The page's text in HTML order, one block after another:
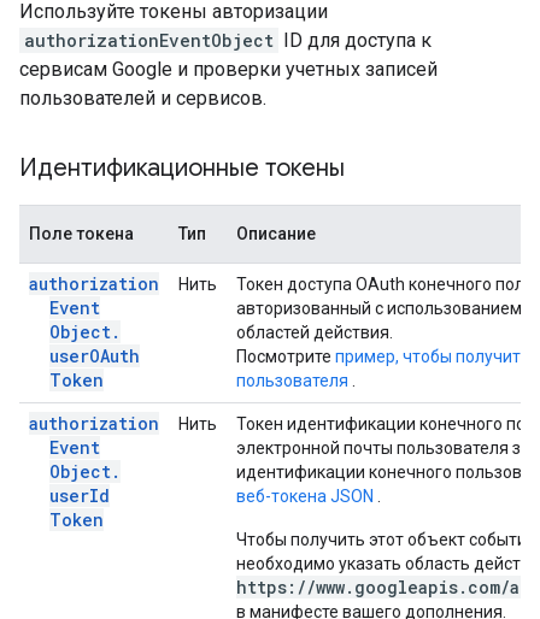
Используйте токены авторизации
authorizationEventObject ID для доступа к
сервисам Google и проверки учетных записей
пользователей и сервисов.
Идентификационные токены
Поле токена Тип Описание
authorization
Event
Object.
userOAuth
Token
Нить
Токен доступа OAuth конечного
авторизованный с использованием
областей действия.
Посмотрите пример, чтобы получить
пользователя
authorization
Event
Object.
userId
Token
Нить
Токен идентификации конечного
электронной почты пользователя
идентификации конечного
веб-токена JSON
Чтобы получить этот объект события
необходимо указать область
https://www.googleapis.com/
в манифесте вашего дополнения.